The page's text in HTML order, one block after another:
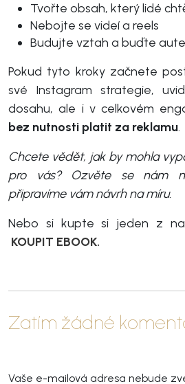
Tvořte obsah, který lidé
Nebojte se videí a reels
Budujte vztah a buďte
Pokud tyto kroky začnete
své Instagram strategie,
dosahu, ale i v celkovém
bez nutnosti platit za reklamu.
Chcete vědět, jak by mohla
pro vás? Ozvěte se nám
připravíme vám návrh na míru.
Nebo si kupte si jeden z
KOUPIT EBOOK.
Zatím žádné
Vaše e-mailová adresa nebude